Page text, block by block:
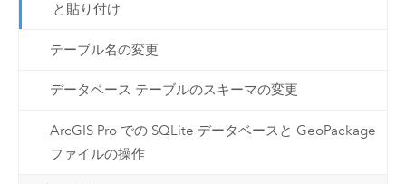
と貼り付け
テーブル名の変更
データベース テーブルのスキーマの変更
ArcGIS Pro での SQLite データベースと GeoPackage
ファイルの操作